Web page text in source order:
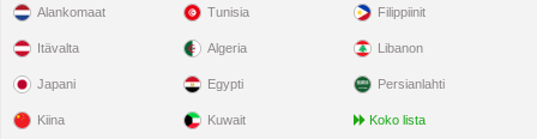
Alankomaat
Itävalta
Japani
Kiina
Tunisia
Algeria
Egypti
Kuwait
Filippiinit
Libanon
Persianlahti
Koko lista